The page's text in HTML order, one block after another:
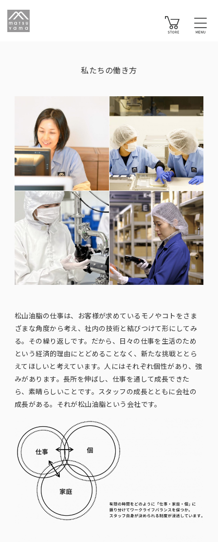
私たちの働き方
松山油脂の仕事は、お客様が求めているモノやコトをさま
ざまな角度から考え、社内の技術と結びつけて形にしてみ
る。その繰り返しです。だから、日々の仕事を生活のため
という経済的理由にとどめることなく、新たな挑戦ととら
えてほしいと考えています。人にはそれぞれ個性があり、強
みがあります。長所を伸ばし、仕事を通して成長できた
ら、素晴らしいことです。スタッフの成長とともに会社の
成長がある。それが松山油脂という会社です。